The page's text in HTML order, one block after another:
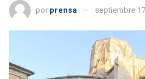
por prensa septiembre